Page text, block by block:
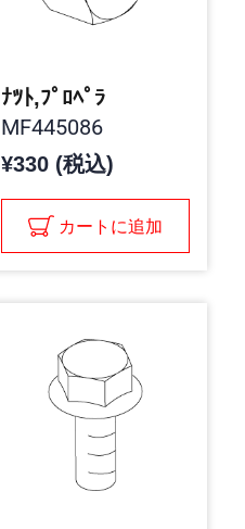
ﾅﾂﾄ,ﾌﾟﾛﾍﾟﾗ
MF445086
¥330 (税込)
カートに追加